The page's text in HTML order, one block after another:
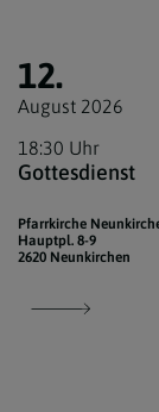
12.
August 2026
18:30 Uhr
Gottesdienst
Pfarrkirche
Hauptpl. 8-9
2620 Neunkirchen